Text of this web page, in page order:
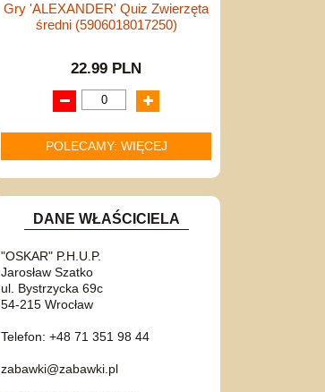
Gry 'ALEXANDER' Quiz Zwierzęta
średni (5906018017250)
22.99 PLN
POLECAMY: WIĘCEJ
DANE WŁAŚCICIELA
"OSKAR" P.H.U.P.
Jarosław Szatko
ul. Bystrzycka 69c
54-215 Wrocław
Telefon: +48 71 351 98 44
zabawki@zabawki.pl